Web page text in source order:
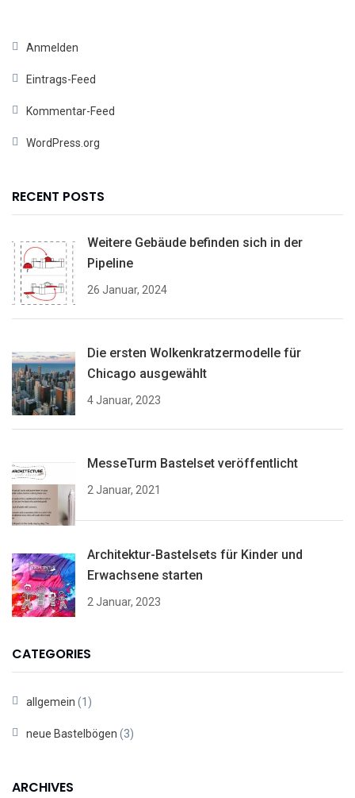
Anmelden
Eintrags-Feed
Kommentar-Feed
WordPress.org
RECENT POSTS
Weitere Gebäude befinden sich in der
Pipeline
26 Januar, 2024
Die ersten Wolkenkratzermodelle für
Chicago ausgewählt
4 Januar, 2023
MesseTurm Bastelset veröffentlicht
2 Januar, 2021
Architektur-Bastelsets für Kinder und
Erwachsene starten
2 Januar, 2023
CATEGORIES
allgemein (1)
neue Bastelbögen (3)
ARCHIVES